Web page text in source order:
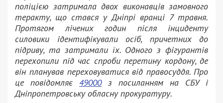
поліцією затримала двох виконавців замовного
теракту, що стався у Дніпрі вранці 7 травня.
Протягом лічених годин після інциденту
силовики ідентифікували осіб, причетних до
підриву, та затримали їх. Одного з фігурантів
перехопили під час спроби перетину кордону, де
він планував переховуватися від правосуддя. Про
це повідомляє 49000з посиланням на СБУ і
Дніпропетровську обласну прокуратуру.